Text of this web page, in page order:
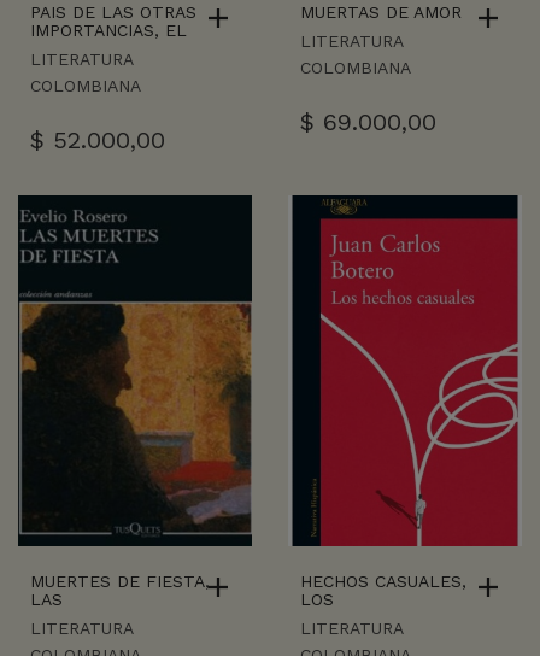
PAIS DE LAS OTRAS
IMPORTANCIAS, EL
LITERATURA
COLOMBIANA
$ 52.000,00
MUERTAS DE AMOR
LITERATURA
COLOMBIANA
$ 69.000,00
MUERTES DE FIESTA,
LAS
LITERATURA
HECHOS CASUALES,
LOS
LITERATURA